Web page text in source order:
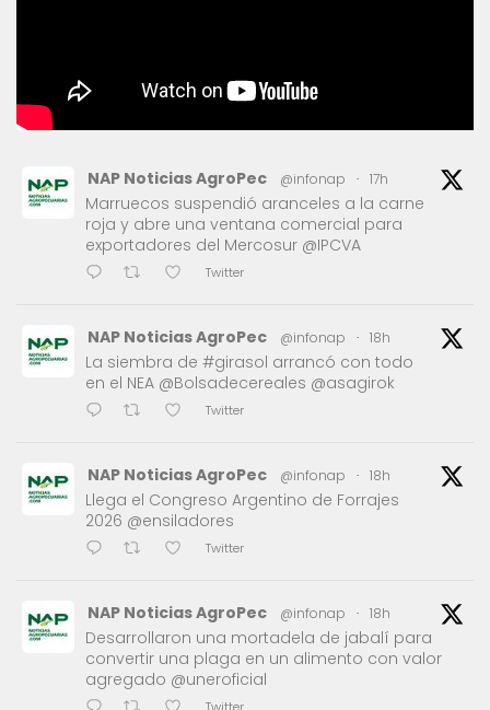
NAP Noticias AgroPec @infonap · 17h
Marruecos suspendió aranceles a la carne
roja y abre una ventana comercial para
exportadores del Mercosur @IPCVA
Twitter
NAP Noticias AgroPec @infonap · 18h
La siembra de #girasol arrancó con todo
en el NEA @Bolsadecereales @asagirok
Twitter
NAP Noticias AgroPec @infonap · 18h
Llega el Congreso Argentino de Forrajes
2026 @ensiladores
Twitter
NAP Noticias AgroPec @infonap · 18h
Desarrollaron una mortadela de jabalí para
convertir una plaga en un alimento con valor
agregado @uneroficial
Twitter